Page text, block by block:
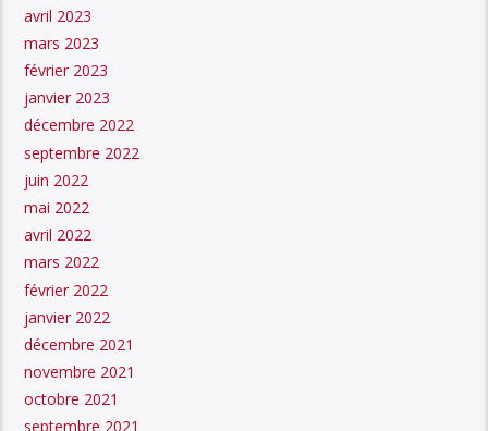
avril 2023
mars 2023
février 2023
janvier 2023
décembre 2022
septembre 2022
juin 2022
mai 2022
avril 2022
mars 2022
février 2022
janvier 2022
décembre 2021
novembre 2021
octobre 2021
septembre 2021